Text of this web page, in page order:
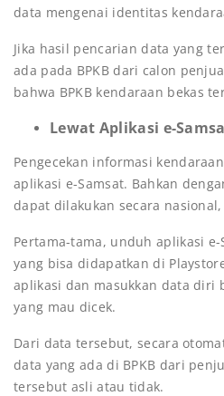
data mengenai identitas
Jika hasil pencarian data yang
ada pada BPKB dari calon
bahwa BPKB kendaraan bekas
Lewat Aplikasi e-
Pengecekan informasi
aplikasi e-Samsat. Bahkan
dapat dilakukan secara
Pertama-tama, unduh aplikasi
yang bisa didapatkan di
aplikasi dan masukkan data diri
yang mau dicek.
Dari data tersebut, secara
data yang ada di BPKB dari
tersebut asli atau tidak.